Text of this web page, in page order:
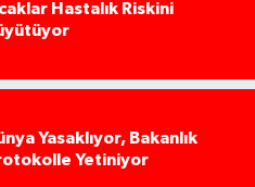
Hastalık Riskini
Yasaklıyor, Bakanlık
Yetiniyor